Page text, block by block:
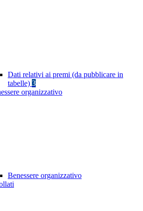
Dati relativi ai premi (da pubblicare in
tabelle) 3
organizzativo
Benessere organizzativo